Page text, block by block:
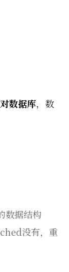
数据库，数
据结构
没有，重